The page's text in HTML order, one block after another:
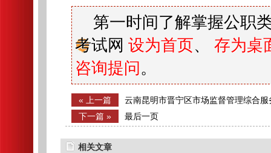
第一时间了解掌握公职
考试网 设为首页、 存为桌
咨询提问 。
« 上一篇 云南昆明市晋宁区市场监督管理综合
市场联合执法辅助人员1人公告
下一篇 » 最后一页
相关文章